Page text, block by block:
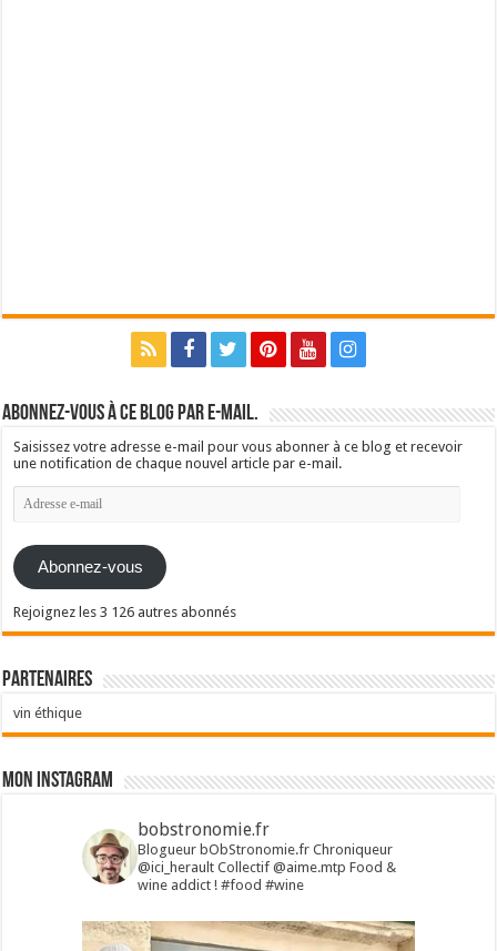
Abonnez-vous à ce blog par e-mail.
Saisissez votre adresse e-mail pour vous abonner à ce blog et recevoir
une notification de chaque nouvel article par e-mail.
Adresse
e-
Abonnez-vous
Rejoignez les 3 126 autres abonnés
Partenaires
vin éthique
Mon Instagram
bobstronomie.fr
Blogueur bObStronomie.fr Chroniqueur
@ici_heraultCollectif @aime.mtp Food &
wine addict !#food #wine